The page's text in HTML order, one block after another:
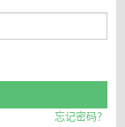
忘记密码？